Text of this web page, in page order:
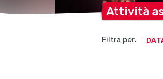
Attività
Filtra per: